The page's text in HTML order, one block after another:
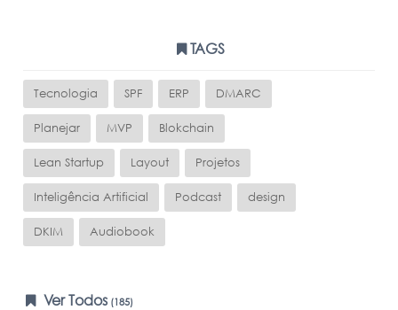
TAGS
Tecnologia SPF ERP DMARC
Planejar MVP Blokchain
Lean Startup Layout Projetos
Inteligência Artificial Podcast design
DKIM Audiobook
Ver Todos (185)